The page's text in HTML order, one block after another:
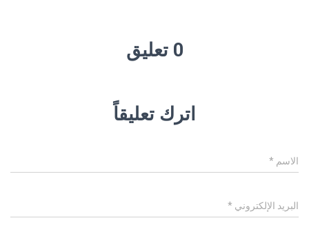
0 تعليق
اترك تعليقاً
الاسم *
البريد الإلكتروني *